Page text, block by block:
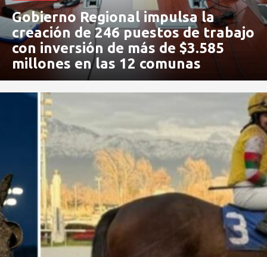
Gobierno Regional impulsa la
creación de 246 puestos de trabajo
con inversión de más de $3.585
millones en las 12 comunas